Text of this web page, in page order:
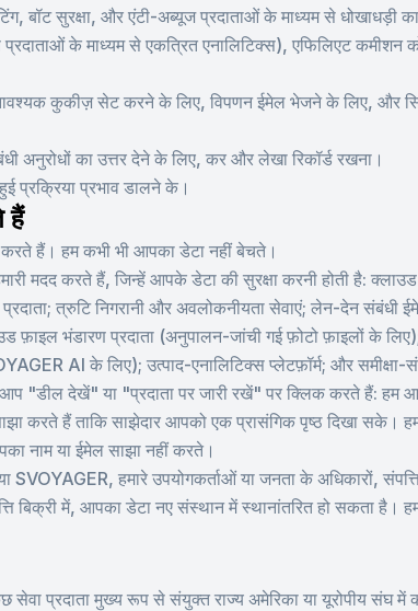
बॉट सुरक्षा, और एंटी-अब्यूज प्रदाताओं के माध्यम से धोखाधड़ी
प्रदाताओं के माध्यम से एकत्रित एनालिटिक्स), एफिलिएट
कुकीज़ सेट करने के लिए, विपणन ईमेल भेजने के लिए, और
अनुरोधों का उत्तर देने के लिए, कर और लेखा रिकॉर्ड रखना।
प्रक्रिया प्रभाव डालने के।
हैं
करते हैं। हम कभी भी आपका डेटा नहीं बेचते।
मदद करते हैं, जिन्हें आपके डेटा की सुरक्षा करनी होती है:
प्रदाता; त्रुटि निगरानी और अवलोकनीयता सेवाएं; लेन-देन संबंधी
फ़ाइल भंडारण प्रदाता (अनुपालन-जांची गई फ़ोटो फ़ाइलों के
AI के लिए); उत्पाद-एनालिटिक्स प्लेटफ़ॉर्म; और
"डील देखें" या "प्रदाता पर जारी रखें" पर क्लिक करते हैं: हम
करते हैं ताकि साझेदार आपको एक प्रासंगिक पृष्ठ दिखा सके।
नाम या ईमेल साझा नहीं करते।
या SVOYAGER, हमारे उपयोगकर्ताओं या जनता के अधिकारों,
बिक्री में, आपका डेटा नए संस्थान में स्थानांतरित हो सकता है।
प्रदाता मुख्य रूप से संयुक्त राज्य अमेरिका या यूरोपीय संघ में